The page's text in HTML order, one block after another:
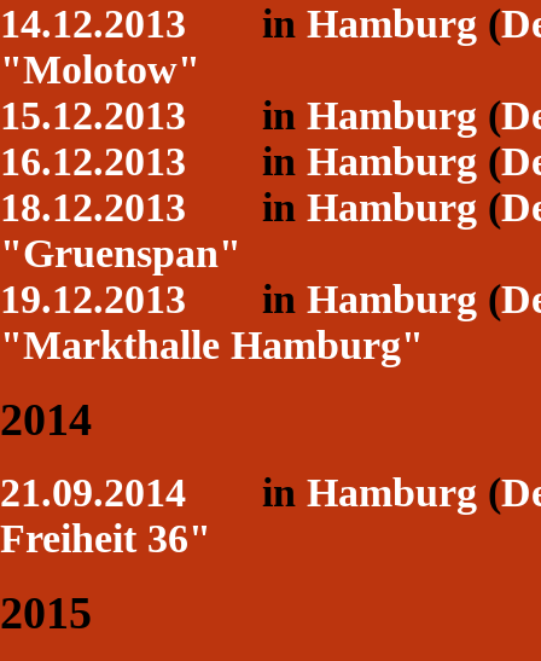
14.12.2013 in Hamburg (
"Molotow"
15.12.2013 in Hamburg (
16.12.2013 in Hamburg (
18.12.2013 in Hamburg (
"Gruenspan"
19.12.2013 in Hamburg (
"Markthalle Hamburg"
2014
21.09.2014 in Hamburg (
Freiheit 36"
2015